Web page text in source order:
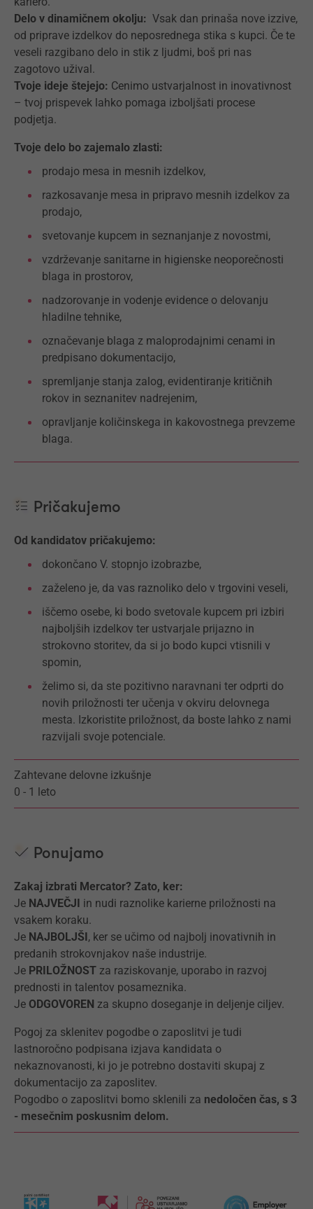
Delo v dinamičnem okolju: Vsak dan prinaša nove izzive,
od priprave izdelkov do neposrednega stika s kupci. Če te
veseli razgibano delo in stik z ljudmi, boš pri nas
zagotovo užival.
Tvoje ideje štejejo: Cenimo ustvarjalnost in inovativnost
– tvoj prispevek lahko pomaga izboljšati procese
podjetja.
Tvoje delo bo zajemalo zlasti:
prodajo mesa in mesnih izdelkov,
razkosavanje mesa in pripravo mesnih izdelkov za
prodajo,
svetovanje kupcem in seznanjanje z novostmi,
vzdrževanje sanitarne in higienske neoporečnosti
blaga in prostorov,
nadzorovanje in vodenje evidence o delovanju
hladilne tehnike,
označevanje blaga z maloprodajnimi cenami in
predpisano dokumentacijo,
spremljanje stanja zalog, evidentiranje kritičnih
rokov in seznanitev nadrejenim,
opravljanje količinskega in kakovostnega prevzeme
blaga.
Pričakujemo
Od kandidatov pričakujemo:
dokončano V. stopnjo izobrazbe,
zaželeno je, da vas raznoliko delo v trgovini veseli,
iščemo osebe, ki bodo svetovale kupcem pri izbiri
najboljših izdelkov ter ustvarjale prijazno in
strokovno storitev, da si jo bodo kupci vtisnili v
spomin,
želimo si, da ste pozitivno naravnani ter odprti do
novih priložnosti ter učenja v okviru delovnega
mesta. Izkoristite priložnost, da boste lahko z nami
razvijali svoje potenciale.
Zahtevane delovne izkušnje
0 - 1 leto
Ponujamo
Zakaj izbrati Mercator? Zato, ker:
Je NAJVEČJI in nudi raznolike karierne priložnosti na
vsakem koraku.
Je NAJBOLJŠI , ker se učimo od najbolj inovativnih in
predanih strokovnjakov naše industrije.
Je PRILOŽNOST za raziskovanje, uporabo in razvoj
prednosti in talentov posameznika.
Je ODGOVOREN za skupno doseganje in deljenje ciljev.
Pogoj za sklenitev pogodbe o zaposlitvi je tudi
lastnoročno podpisana izjava kandidata o
nekaznovanosti, ki jo je potrebno dostaviti skupaj z
dokumentacijo za zaposlitev.
Pogodbo o zaposlitvi bomo sklenili za nedoločen čas, s 3
- mesečnim poskusnim delom.